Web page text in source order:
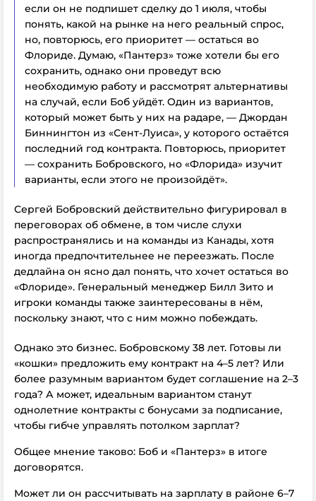
если он не подпишет сделку до 1 июля, чтобы
понять, какой на рынке на него реальный спрос,
но, повторюсь, его приоритет — остаться во
Флориде. Думаю, «Пантерз» тоже хотели бы его
сохранить, однако они проведут всю
необходимую работу и рассмотрят альтернативы
на случай, если Боб уйдёт. Один из вариантов,
который может быть у них на радаре, — Джордан
Биннингтон из «Сент-Луиса», у которого остаётся
последний год контракта. Повторюсь, приоритет
— сохранить Бобровского, но «Флорида» изучит
варианты, если этого не произойдёт».
Сергей Бобровский действительно фигурировал в
переговорах об обмене, в том числе слухи
распространялись и на команды из Канады, хотя
иногда предпочтительнее не переезжать. После
дедлайна он ясно дал понять, что хочет остаться во
«Флориде». Генеральный менеджер Билл Зито и
игроки команды также заинтересованы в нём,
поскольку знают, что с ним можно побеждать.
Однако это бизнес. Бобровскому 38 лет. Готовы ли
«кошки» предложить ему контракт на 4–5 лет? Или
более разумным вариантом будет соглашение на 2–3
года? А может, идеальным вариантом станут
однолетние контракты с бонусами за подписание,
чтобы гибче управлять потолком зарплат?
Общее мнение таково: Боб и «Пантерз» в итоге
договорятся.
Может ли он рассчитывать на зарплату в районе 6–7